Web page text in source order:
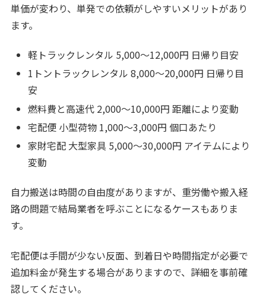
単価が変わり、単発での依頼がしやすいメリットがあり
ます。
軽トラックレンタル 5,000〜12,000円 日帰り目安
1トントラックレンタル 8,000〜20,000円 日帰り目
安
燃料費と高速代 2,000〜10,000円 距離により変動
宅配便 小型荷物 1,000〜3,000円 個口あたり
家財宅配 大型家具 5,000〜30,000円 アイテムにより
変動
自力搬送は時間の自由度がありますが、重労働や搬入経
路の問題で結局業者を呼ぶことになるケースもありま
す。
宅配便は手間が少ない反面、到着日や時間指定が必要で
追加料金が発生する場合がありますので、詳細を事前確
認してください。